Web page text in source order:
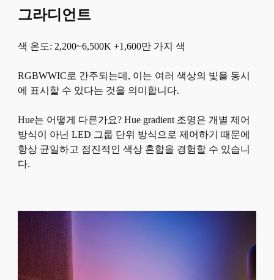
그라디언트
색 온도: 2,200~6,500K +1,600만 가지 색
RGBWWIC로 간주되는데, 이는 여러 색상의 빛을 동시
에 표시할 수 있다는 것을 의미합니다.
Hue는 어떻게 다른가요? Hue gradient 조명은 개별 제어
방식이 아닌 LED 그룹 단위 방식으로 제어하기 때문에
항상 균일하고 점진적인 색상 혼합을 경험할 수 있습니
다.